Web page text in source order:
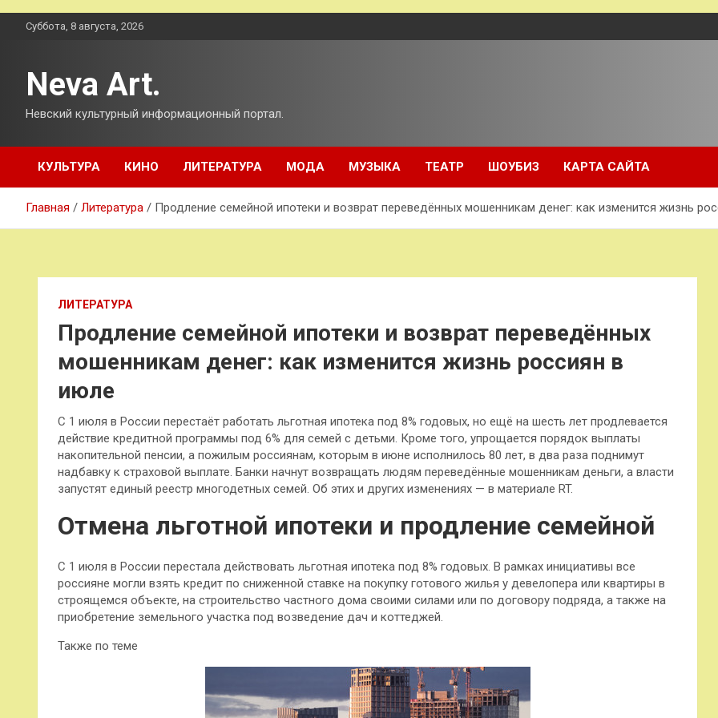
ПерейтиСуббота, 8 августа, 2026
Neva Art.
Невский культурный информационный портал.
КУЛЬТУРА КИНО ЛИТЕРАТУРА МОДА МУЗЫКА ТЕАТР ШОУБИЗ КАРТА САЙТА
Главная Литература Продление семейной ипотеки и возврат переведённых мошенникам денег: как изменится жизнь
ЛИТЕРАТУРА
Продление семейной ипотеки и возврат переведённых
мошенникам денег: как изменится жизнь россиян в
июле
С 1 июля в России перестаёт работать льготная ипотека под 8% годовых, но ещё на шесть лет продлевается
действие кредитной программы под 6% для семей с детьми. Кроме того, упрощается порядок выплаты
накопительной пенсии, а пожилым россиянам, которым в июне исполнилось 80 лет, в два раза поднимут
надбавку к страховой выплате. Банки начнут возвращать людям переведённые мошенникам деньги, а власти
запустят единый реестр многодетных семей. Об этих и других изменениях — в материале RT.
Отмена льготной ипотеки и продление семейной
С 1 июля в России перестала действовать льготная ипотека под 8% годовых. В рамках инициативы все
россияне могли взять кредит по сниженной ставке на покупку готового жилья у девелопера или квартиры в
строящемся объекте, на строительство частного дома своими силами или по договору подряда, а также на
приобретение земельного участка под возведение дач и коттеджей.
Также по теме